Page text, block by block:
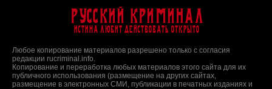
Русский Криминал
Истина любит действовать открыто
Любое копирование материалов разрешено только с согласия
редакции rucriminal.info.
Копирование и переработка любых материалов этого сайта для их
публичного использования (размещение на других сайтах,
размещение в электронных СМИ, публикации в печатных изданиях и